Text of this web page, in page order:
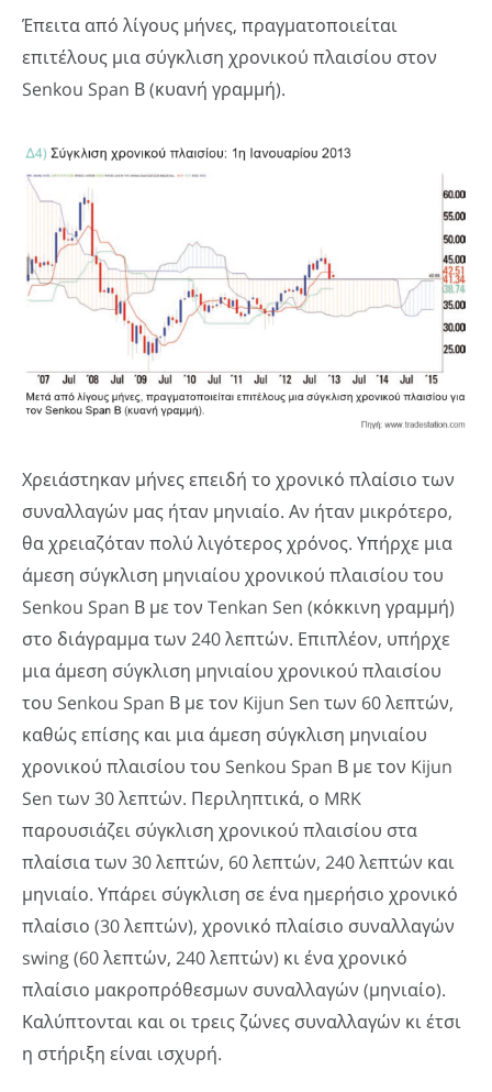
Έπειτα από λίγους μήνες, πραγματοποιείται
επιτέλους μια σύγκλιση χρονικού πλαισίου στον
Senkou Span Β (κυανή γραμμή).
Χρειάστηκαν μήνες επειδή το χρονικό πλαίσιο των
συναλλαγών μας ήταν μηνιαίο. Αν ήταν μικρότερο,
θα χρειαζόταν πολύ λιγότερος χρόνος. Υπήρχε μια
άμεση σύγκλιση μηνιαίου χρονικού πλαισίου του
Senkou Span Β με τον Tenkan Sen (κόκκινη γραμμή)
στο διάγραμμα των 240 λεπτών. Επιπλέον, υπήρχε
μια άμεση σύγκλιση μηνιαίου χρονικού πλαισίου
του Senkou Span Β με τον Kijun Sen των 60 λεπτών,
καθώς επίσης και μια άμεση σύγκλιση μηνιαίου
χρονικού πλαισίου του Senkou Span Β με τον Kijun
Sen των 30 λεπτών. Περιληπτικά, ο MRK
παρουσιάζει σύγκλιση χρονικού πλαισίου στα
πλαίσια των 30 λεπτών, 60 λεπτών, 240 λεπτών και
μηνιαίο. Υπάρει σύγκλιση σε ένα ημερήσιο χρονικό
πλαίσιο (30 λεπτών), χρονικό πλαίσιο συναλλαγών
swing (60 λεπτών, 240 λεπτών) κι ένα χρονικό
πλαίσιο μακροπρόθεσμων συναλλαγών (μηνιαίο).
Καλύπτονται και οι τρεις ζώνες συναλλαγών κι έτσι
η στήριξη είναι ισχυρή.